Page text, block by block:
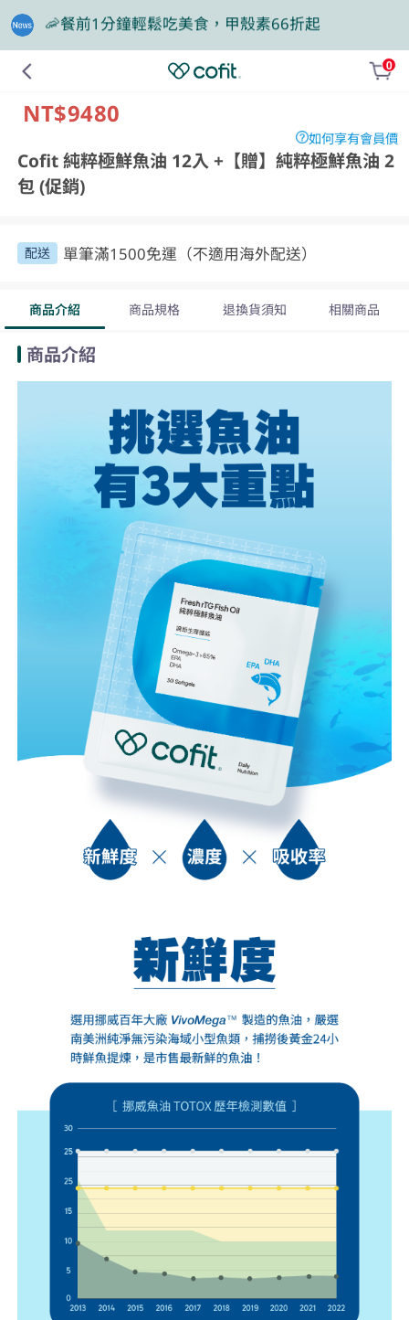
🎁買大餐包送蛋白飲，滿額再抽豪華住宿券
❗最後一天❗專區商品任2件88折 0
NT$9480
如何享有會員價
Cofit 純粹極鮮魚油 12入 +【贈】純粹極鮮魚油 2
包 (促銷)
配送 單筆滿1500免運（不適用海外配送）
商品介紹 商品規格 退換貨須知 相關商品
商品介紹